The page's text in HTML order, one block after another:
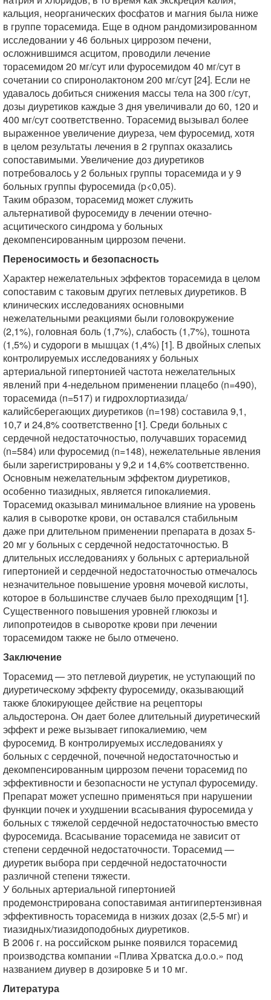
кальция, неорганических фосфатов и магния была ниже
в группе торасемида. Еще в одном рандомизированном
исследовании у 46 больных циррозом печени,
осложнившимся асцитом, проводили лечение
торасемидом 20 мг/сут или фуросемидом 40 мг/сут в
сочетании со спиронолактоном 200 мг/сут [24]. Если не
удавалось добиться снижения массы тела на 300 г/сут,
дозы диуретиков каждые 3 дня увеличивали до 60, 120 и
400 мг/сут соответственно. Торасемид вызывал более
выраженное увеличение диуреза, чем фуросемид, хотя
в целом результаты лечения в 2 группах оказались
сопоставимыми. Увеличение доз диуретиков
потребовалось у 2 больных группы торасемида и у 9
больных группы фуросемида (p<0,05).
Таким образом, торасемид может служить
альтернативой фуросемиду в лечении отечно-
асцитического синдрома у больных
декомпенсированным циррозом печени.
Переносимость и безопасность
Характер нежелательных эффектов торасемида в целом
сопоставим с таковым других петлевых диуретиков. В
клинических исследованиях основными
нежелательными реакциями были головокружение
(2,1%), головная боль (1,7%), слабость (1,7%), тошнота
(1,5%) и судороги в мышцах (1,4%) [1]. В двойных слепых
контролируемых исследованиях у больных
артериальной гипертонией частота нежелательных
явлений при 4-недельном применении плацебо (n=490),
торасемида (n=517) и гидрохлортиазида/
калийсберегающих диуретиков (n=198) составила 9,1,
10,7 и 24,8% соответственно [1]. Среди больных с
сердечной недостаточностью, получавших торасемид
(n=584) или фуросемид (n=148), нежелательные явления
были зарегистрированы у 9,2 и 14,6% соответственно.
Основным нежелательным эффектом диуретиков,
особенно тиазидных, является гипокалиемия.
Торасемид оказывал минимальное влияние на уровень
калия в сыворотке крови, он оставался стабильным
даже при длительном применении препарата в дозах 5-
20 мг у больных с сердечной недостаточностью. В
длительных исследованиях у больных с артериальной
гипертонией и сердечной недостаточностью отмечалось
незначительное повышение уровня мочевой кислоты,
которое в большинстве случаев было преходящим [1].
Существенного повышения уровней глюкозы и
липопротеидов в сыворотке крови при лечении
торасемидом также не было отмечено.
Заключение
Торасемид — это петлевой диуретик, не уступающий по
диуретическому эффекту фуросемиду, оказывающий
также блокирующее действие на рецепторы
альдостерона. Он дает более длительный диуретический
эффект и реже вызывает гипокалиемию, чем
фуросемид. В контролируемых исследованиях у
больных с сердечной, почечной недостаточностью и
декомпенсированным циррозом печени торасемид по
эффективности и безопасности не уступал фуросемиду.
Препарат может успешно применяться при нарушении
функции почек и ухудшении всасывания фуросемида у
больных с тяжелой сердечной недостаточностью вместо
фуросемида. Всасывание торасемида не зависит от
степени сердечной недостаточности. Торасемид —
диуретик выбора при сердечной недостаточности
различной степени тяжести.
У больных артериальной гипертонией
продемонстрирована сопоставимая антигипертензивная
эффективность торасемида в низких дозах (2,5-5 мг) и
тиазидных/тиазидоподобных диуретиков.
В 2006 г. на российском рынке появился торасемид
производства компании «Плива Хрватска д.о.о.» под
названием диувер в дозировке 5 и 10 мг.
Литература